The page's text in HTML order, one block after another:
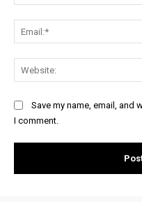
Save my name, email, and
I comment.